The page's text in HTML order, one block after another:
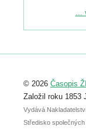
Podrobnější
Registrovat se
abstraktu
posteru je už
© 2026 Časopis
Založil roku 1853
Vydává
Středisko společných